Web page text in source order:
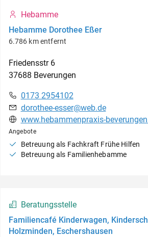
Hebamme
Hebamme Dorothee Eßer
6.786 km entfernt
Friedensstr 6
37688 Beverungen
0173 2954102
dorothee-esser@web.de
www.hebammenpraxis-
Angebote
Betreuung als Fachkraft Frühe Hilfen
Betreuung als Familienhebamme
Beratungsstelle
Familiencafé Kinderwagen,
Holzminden, Eschershausen